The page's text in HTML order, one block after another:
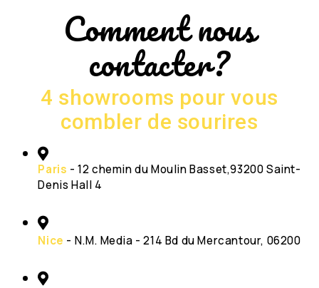
Comment nous
contacter?
4 showrooms pour vous
combler de sourires
Paris - 12 chemin du Moulin Basset,93200 Saint-
Denis Hall 4
Nice - N.M. Media - 214 Bd du Mercantour, 06200